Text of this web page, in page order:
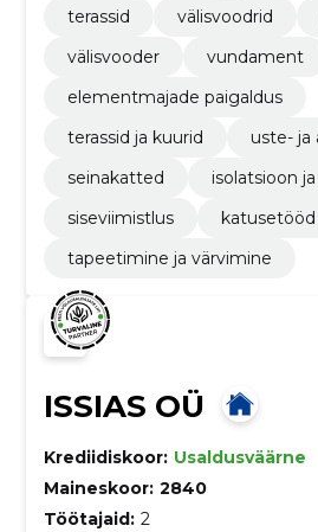
terassid
välisvoodrid
välisvooder
vundament
elementmajade paigaldus
terassid ja kuurid
uste- ja
seinakatted
isolatsioon
siseviimistlus
katusetööd
tapeetimine ja värvimine
ISSIAS OÜ
Krediidiskoor: Usaldusväärne
Maineskoor: 2840
Töötajaid: 2